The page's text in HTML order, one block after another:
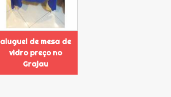
aluguel de mesa de
vidro preço no
Grajau